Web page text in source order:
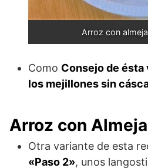
Arroz con
Como Consejo de ésta
los mejillones sin
Arroz con
Otra variante de esta
«Paso 2», unos